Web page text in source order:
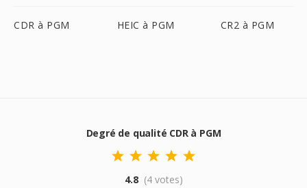
CDR à PGM HEIC à PGM CR2 à PGM
Degré de qualité CDR à PGM
4.8 (4 votes)